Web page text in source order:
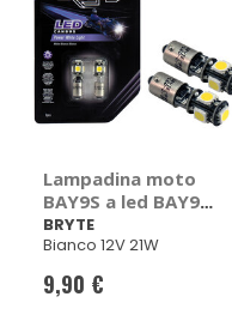
Lampadina moto
BAY9S a led BAY9S
- BRYTE
BRYTE
Bianco 12V 21W
9,90 €